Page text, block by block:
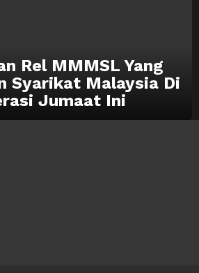
Rel MMMSL Yang
Syarikat Malaysia Di
Jumaat Ini